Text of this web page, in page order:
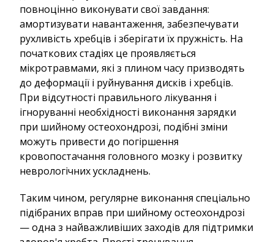
повноцінно виконувати свої завдання:
амортизувати навантаження, забезпечувати
рухливість хребців і зберігати їх пружність. На
початкових стадіях це проявляється
мікротравмами, які з плином часу призводять
до деформації і руйнування дисків і хребців.
При відсутності правильного лікування і
ігноруванні необхідності виконання зарядки
при шийному остеохондрозі, подібні зміни
можуть привести до погіршення
кровопостачання головного мозку і розвитку
неврологічних ускладнень.
Таким чином, регулярне виконання спеціально
підібраних вправ при шийному остеохондрозі
— одна з найважливіших заходів для підтримки